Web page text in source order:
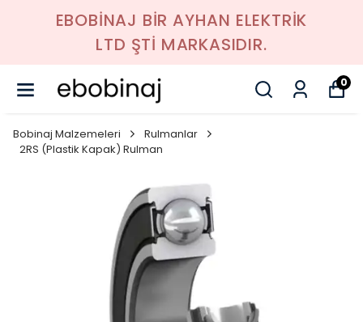
EBOBİNAJ BİR AYHAN ELEKTRİK
LTD ŞTİ MARKASIDIR.
0
Bobinaj Malzemeleri
Rulmanlar
2RS (Plastik Kapak) Rulman